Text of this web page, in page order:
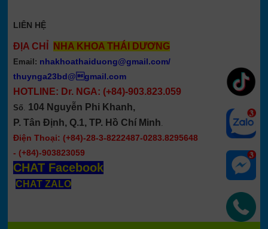
LIÊN HỆ
ĐỊA CHỈ NHA KHOA THÁI DƯƠNG
Email: nhakhoathaiduong@gmail.com/
thuynga23bd@gmail.com
HOTLINE: Dr. NGA: (+84)-903.823.059
Số. 104 Nguyễn Phi Khanh,
P. Tân Định, Q.1, TP. Hồ Chí Minh
Điện Thoại: (+84)-28-3-8222487-0283.8295648
- (+84)-903823059
CHAT Facebook
CHAT ZALO